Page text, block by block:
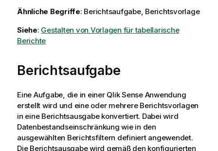
Ähnliche Begriffe: Berichtsaufgabe, Berichtsvorlage
Siehe: Gestalten von Vorlagen für tabellarische
Berichte
Berichtsaufgabe
Eine Aufgabe, die in einer Qlik SenseAnwendung
erstellt wird und eine oder mehrere Berichtsvorlagen
in eine Berichtsausgabe konvertiert. Dabei wird
Datenbestandseinschränkung wie in den
ausgewählten Berichtsfiltern definiert angewendet.
Die Berichtsausgabe wird gemäß den konfigurierten